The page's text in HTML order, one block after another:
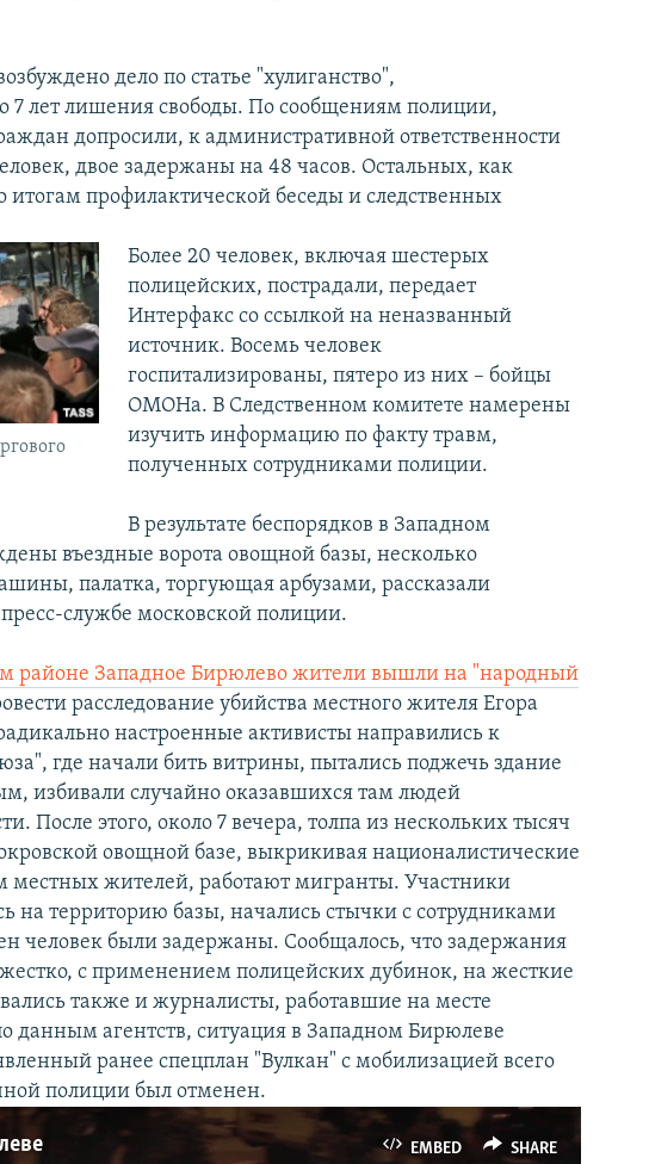
дело по статье "хулиганство",
7 лет лишения свободы. По сообщениям полиции,
допросили, к административной ответственности
двое задержаны на 48 часов. Остальных, как
итогам профилактической беседы и следственных
Более 20 человек, включая шестерых
полицейских, пострадали, передает
Интерфакс со ссылкой на неназванный
источник. Восемь человек
госпитализированы, пятеро из них – бойцы
ОМОНа. В Следственном комитете намерены
изучить информацию по факту травм,
полученных сотрудниками полиции.
В результате беспорядков в Западном
въездные ворота овощной базы, несколько
палатка, торгующая арбузами, рассказали
службе московской полиции.
районе Западное Бирюлево жители вышли на "народный
расследование убийства местного жителя Егора
настроенные активисты направились к
где начали бить витрины, пытались поджечь здание
избивали случайно оказавшихся там людей
После этого, около 7 вечера, толпа из нескольких тысяч
овощной базе, выкрикивая националистические
местных жителей, работают мигранты. Участники
на территорию базы, начались стычки с сотрудниками
человек были задержаны. Сообщалось, что задержания
с применением полицейских дубинок, на жесткие
также и журналисты, работавшие на месте
данным агентств, ситуация в Западном Бирюлеве
ранее спецплан "Вулкан" с мобилизацией всего
полиции был отменен.
EMBED SHARE